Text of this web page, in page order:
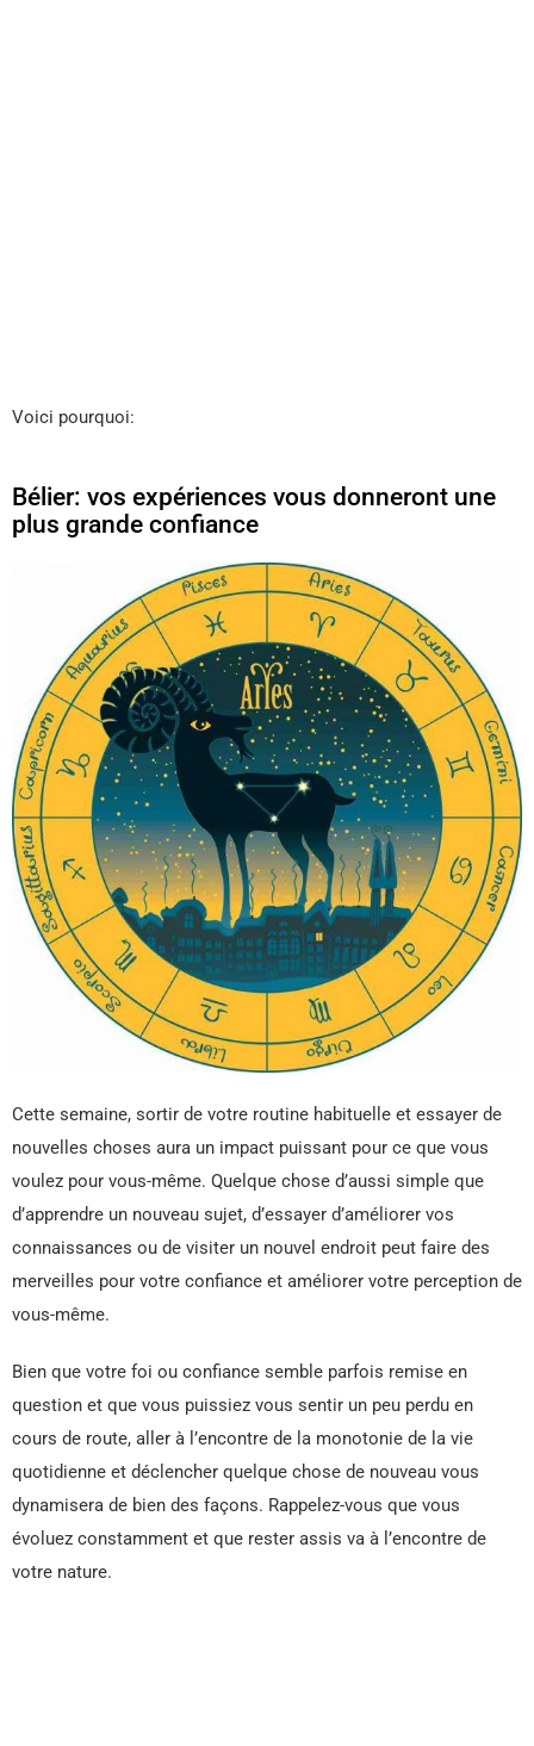
Voici pourquoi:
Bélier: vos expériences vous donneront une
plus grande confiance
Cette semaine, sortir de votre routine habituelle et essayer de
nouvelles choses aura un impact puissant pour ce que vous
voulez pour vous-même. Quelque chose d’aussi simple que
d’apprendre un nouveau sujet, d’essayer d’améliorer vos
connaissances ou de visiter un nouvel endroit peut faire des
merveilles pour votre confiance et améliorer votre perception de
vous-même.
Bien que votre foi ou confiance semble parfois remise en
question et que vous puissiez vous sentir un peu perdu en
cours de route, aller à l’encontre de la monotonie de la vie
quotidienne et déclencher quelque chose de nouveau vous
dynamisera de bien des façons. Rappelez-vous que vous
évoluez constamment et que rester assis va à l’encontre de
votre nature.